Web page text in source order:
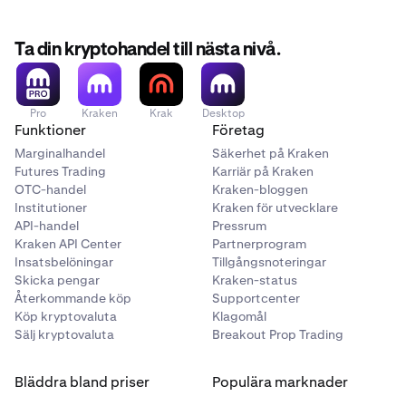
Ta din kryptohandel till nästa nivå.
Pro Kraken Krak Desktop
Funktioner
Marginalhandel
Futures Trading
OTC-handel
Institutioner
API-handel
Kraken API Center
Insatsbelöningar
Skicka pengar
Återkommande köp
Köp kryptovaluta
Sälj kryptovaluta
Företag
Säkerhet på Kraken
Karriär på Kraken
Kraken-bloggen
Kraken för utvecklare
Pressrum
Partnerprogram
Tillgångsnoteringar
Kraken-status
Supportcenter
Klagomål
Breakout Prop Trading
Bläddra bland priser Populära marknader